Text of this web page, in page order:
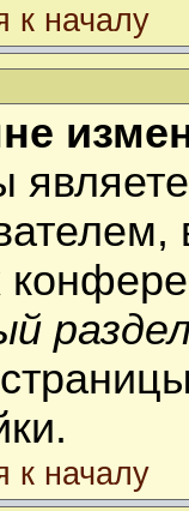
к началу
к началу